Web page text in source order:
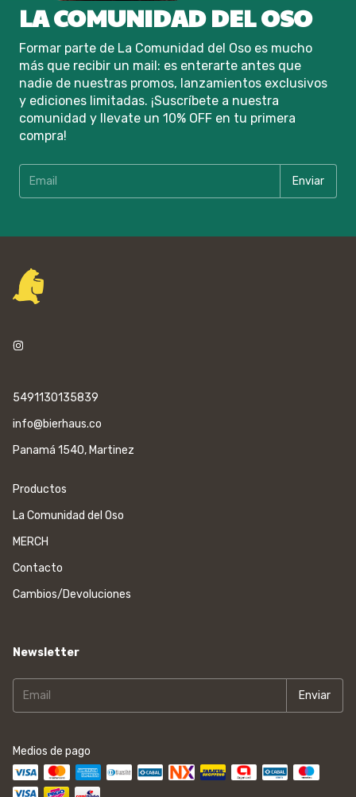
LA COMUNIDAD DEL OSO
Formar parte de La Comunidad del Oso es mucho
más que recibir un mail: es enterarte antes que
nadie de nuestras promos, lanzamientos exclusivos
y ediciones limitadas. ¡Suscríbete a nuestra
comunidad y llevate un 10% OFF en tu primera
compra!
5491130135839
info@bierhaus.co
Panamá 1540, Martinez
Productos
La Comunidad del Oso
MERCH
Contacto
Cambios/Devoluciones
Newsletter
Medios de pago